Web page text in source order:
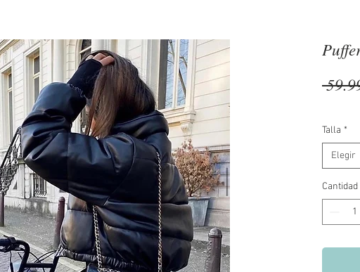
Talla *
Elegir
Cantidad